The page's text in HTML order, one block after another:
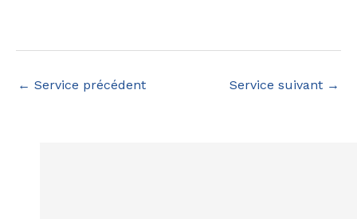
← Service précédent Service suivant →